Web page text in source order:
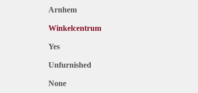
Arnhem
Winkelcentrum
Yes
Unfurnished
None